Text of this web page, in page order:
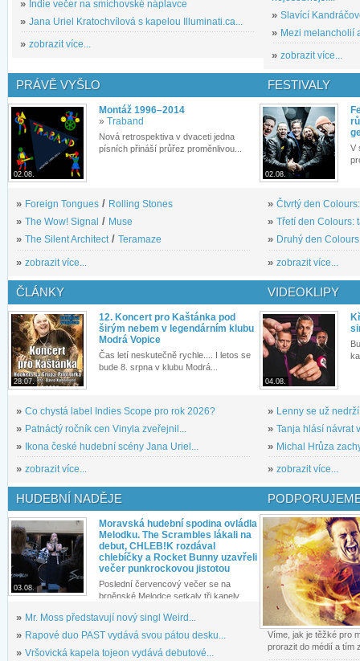
» Indie večer na smíchovské náplavce
» Jana Uriel Kratochvílová s kapelou Illuminati.ca...
» zobrazit více...
» Slavící
» Mezi melancholií
» zobrazit více...
PRÁVĚ VYŠLO
02.08.
Montáž 1996–2014
» Traband
Nová retrospektiva v dvaceti jedna
písních přináší průřez proměnlivou...
» Foreign Tongues / Rolling Stones
» The Wow! Signal / Muse
» The Silent Architect/ Teramaze
» zobrazit více...
FESTIVALY
02.08.
V
» Čtvrtý den
» Třetí den Colours:
» Druhý den
» zobrazit více...
ČLÁNKY
28.07.
12. Koncert pro Kaštánka pod
širým nebem v legendárním klubu
Modrá Vopice
Čas letí neskutečně rychle.... I letos se
bude 8. srpna v klubu Modrá...
» Co chystá label Indies Scope pro rok 2026?
» Patnáctý ročník cen Vinyla zveřejnil...
» Ikona české hudební scény Jana Uriel...
» zobrazit více...
VIDEOKLIPY
04.08.
» Lenny se už
» Tanja hlásí návrat
» Michal Hrůza
» zobrazit více...
HUDEBNÍ NADĚJE
03.08.
Moravská hudební spodina ovládla
Melodku. The Scrambles lákali na
debut, CHLEB!K rozdával
chlebíčky a Rocket Bunny uzavřeli
večer punkrockovou jistotou
Poslední červencový večer se na
brněnské Melodce setkaly tři kapely...
» Mr. Moss představují nový singl Weird...
» Rapové duo PAST vydává svou pátou desku...
» Vršovická kapela tojeon vydává debutové...
Víme, jak je těžké pro
prorazit do médií a tím